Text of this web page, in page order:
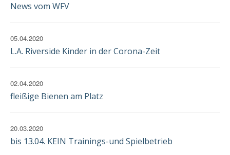
News vom WFV
05.04.2020
L.A. Riverside Kinder in der Corona-Zeit
02.04.2020
fleißige Bienen am Platz
20.03.2020
bis 13.04. KEIN Trainings-und Spielbetrieb